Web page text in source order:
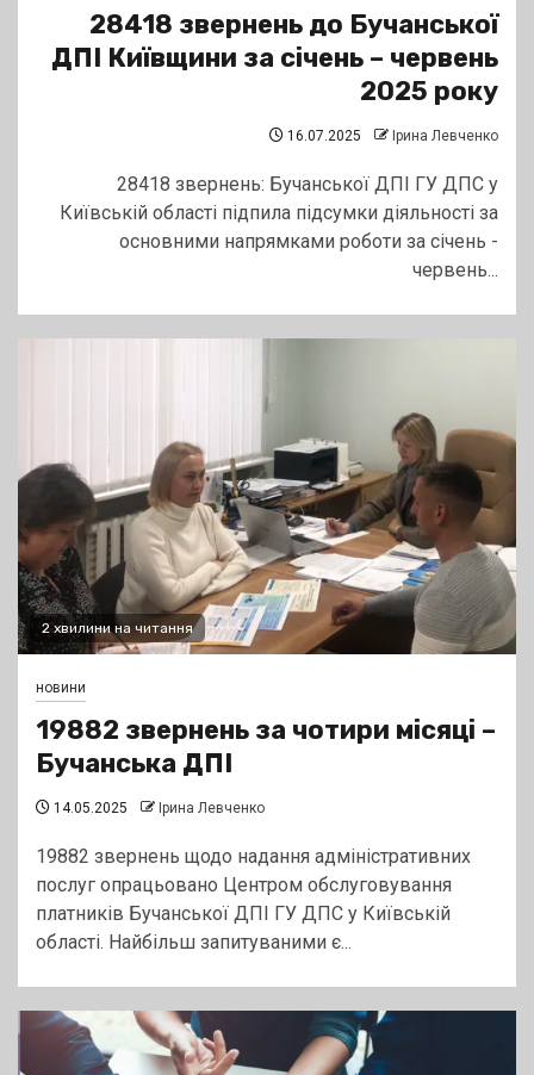
28418 звернень до Бучанської
ДПІ Київщини за січень – червень
2025 року
16.07.2025 Ірина Левченко
28418 звернень: Бучанської ДПІ ГУ ДПС у
Київській області підпила підсумки діяльності за
основними напрямками роботи за січень -
червень...
2 хвилини на читання
новини
19882 звернень за чотири місяці –
Бучанська ДПІ
14.05.2025 Ірина Левченко
19882 звернень щодо надання адміністративних
послуг опрацьовано Центром обслуговування
платників Бучанської ДПІ ГУ ДПС у Київській
області. Найбільш запитуваними є...